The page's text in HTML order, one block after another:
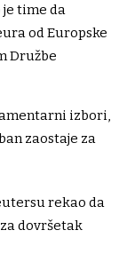
time da
od Europske
Družbe
izbori,
zaostaje za
rekao da
dovršetak